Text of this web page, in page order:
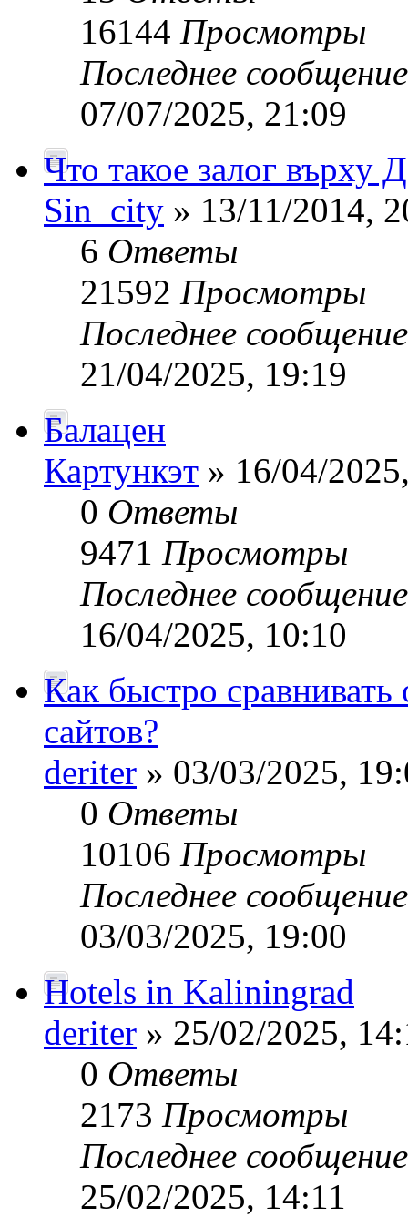
16144 Просмотры
Последнее
07/07/2025, 21:09
Что такое залог върху
Sin_city » 13/11/2014,
6 Ответы
21592 Просмотры
Последнее
21/04/2025, 19:19
Балацен
Картункэт » 16/04/
0 Ответы
9471 Просмотры
Последнее
16/04/2025, 10:10
Как быстро
сайтов?
deriter » 03/03/2025,
0 Ответы
10106 Просмотры
Последнее
03/03/2025, 19:00
Hotels in Kaliningrad
deriter » 25/02/2025,
0 Ответы
2173 Просмотры
Последнее
25/02/2025, 14:11